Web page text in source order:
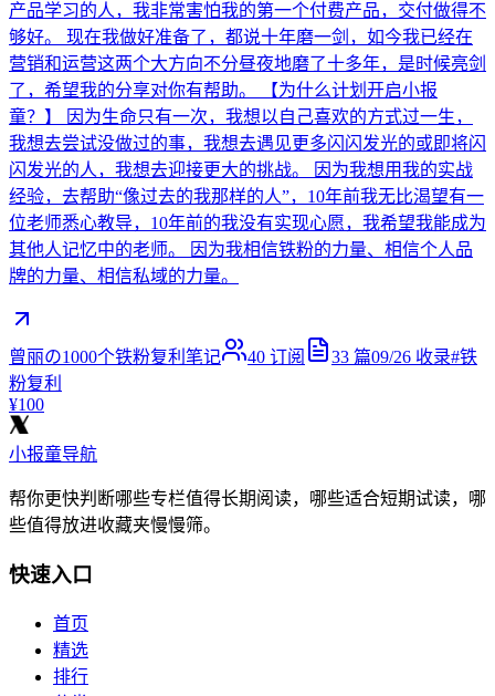
产品学习的人，我非常害怕我的第一个付费产品，交付做得不
够好。 现在我做好准备了，都说十年磨一剑，如今我已经在
营销和运营这两个大方向不分昼夜地磨了十多年，是时候亮剑
了，希望我的分享对你有帮助。 【为什么计划开启小报
童？】 因为生命只有一次，我想以自己喜欢的方式过一生，
我想去尝试没做过的事，我想去遇见更多闪闪发光的或即将闪
闪发光的人，我想去迎接更大的挑战。 因为我想用我的实战
经验，去帮助“像过去的我那样的人”，10年前我无比渴望有一
位老师悉心教导，10年前的我没有实现心愿，我希望我能成为
其他人记忆中的老师。 因为我相信铁粉的力量、相信个人品
牌的力量、相信私域的力量。
曾丽の1000个铁粉复利笔记 40 订阅 33 篇09/26 收录#铁
粉复利
¥100
小报童导航
帮你更快判断哪些专栏值得长期阅读，哪些适合短期试读，哪
些值得放进收藏夹慢慢筛。
快速入口
首页
精选
排行